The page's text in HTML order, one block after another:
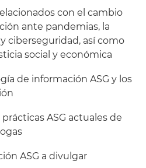
con el cambio
ante pandemias, la
ciberseguridad, así como
social y económica
de información ASG y los
prácticas ASG actuales de
ASG a divulgar